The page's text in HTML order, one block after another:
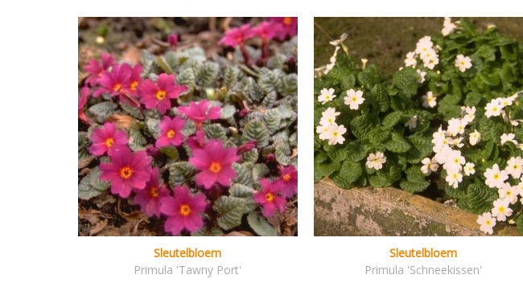
Sleutelbloem
Primula 'Tawny Port'
Sleutelbloem
Primula 'Schneekissen'